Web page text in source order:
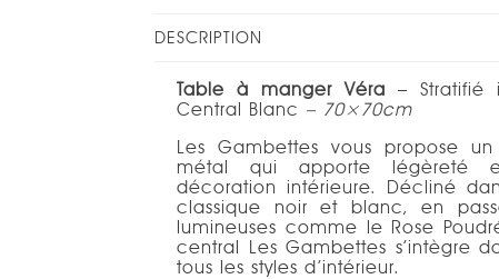
DESCRIPTION
Table à manger Véra – Stratifié
Central Blanc – 70×70cm
Les Gambettes vous propose
métal qui apporte légèreté
décoration intérieure. Décliné
classique noir et blanc, en
lumineuses comme le Rose
central Les Gambettes s’intègre
tous les styles d’intérieur.